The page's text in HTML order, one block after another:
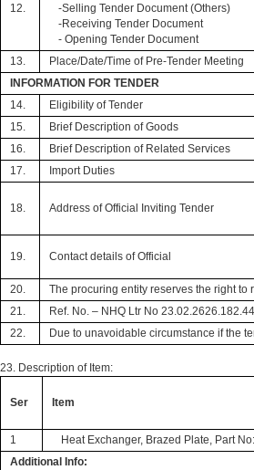
12.
-Selling Tender Document (Others)
-Receiving Tender Document
- Opening Tender Document
13.
Place/Date/Time of Pre-Tender Meeting
INFORMATION FOR TENDER
14.
Eligibility of Tender
15.
Brief Description of Goods
16.
Brief Description of Related Services
17.
Import Duties
18. Address of Official Inviting Tender
19. Contact details of Official
20.
The procuring entity reserves the right to
21.
Ref. No. – NHQ Ltr No
22.
Due to unavoidable circumstance if the
23. Description of Item:
Ser Item
1
Heat Exchanger, Brazed Plate, Part
Additional Info: